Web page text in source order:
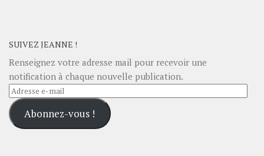
SUIVEZ JEANNE !
Renseignez votre adresse mail pour recevoir une
notification à chaque nouvelle publication.
Adresse
e-
mailAbonnez-vous !